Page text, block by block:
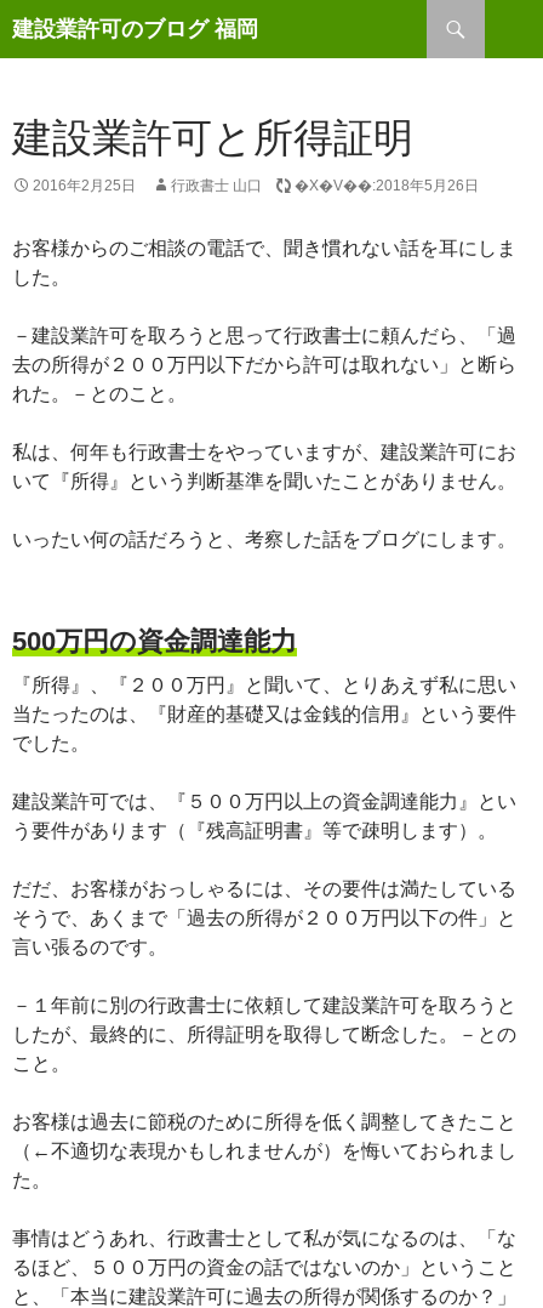
建設業許可のブログ 福岡
索
ン
ツ
へ
ッ
プ
建設業許可と所得証明
2016年2月25日 行政書士 山口 �X�V��:2018年5月26日
お客様からのご相談の電話で、聞き慣れない話を耳にしま
した。
－建設業許可を取ろうと思って行政書士に頼んだら、「過
去の所得が２００万円以下だから許可は取れない」と断ら
れた。－とのこと。
私は、何年も行政書士をやっていますが、建設業許可にお
いて『所得』という判断基準を聞いたことがありません。
いったい何の話だろうと、考察した話をブログにします。
500万円の資金調達能力
『所得』、『２００万円』と聞いて、とりあえず私に思い
当たったのは、『財産的基礎又は金銭的信用』という要件
でした。
建設業許可では、『５００万円以上の資金調達能力』とい
う要件があります（『残高証明書』等で疎明します）。
だだ、お客様がおっしゃるには、その要件は満たしている
そうで、あくまで「過去の所得が２００万円以下の件」と
言い張るのです。
－１年前に別の行政書士に依頼して建設業許可を取ろうと
したが、最終的に、所得証明を取得して断念した。－との
こと。
お客様は過去に節税のために所得を低く調整してきたこと
（←不適切な表現かもしれませんが）を悔いておられまし
た。
事情はどうあれ、行政書士として私が気になるのは、「な
るほど、５００万円の資金の話ではないのか」ということ
と、「本当に建設業許可に過去の所得が関係するのか？」